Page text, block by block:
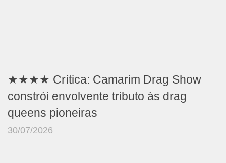
★★★★ Crítica: Camarim Drag Show
constrói envolvente tributo às drag
queens pioneiras
30/07/2026